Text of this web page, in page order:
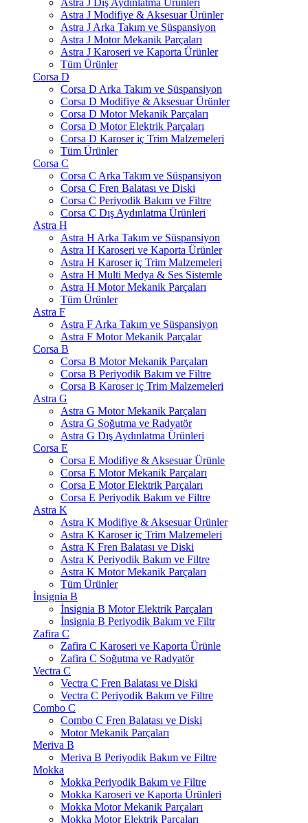
Astra J Dış Aydınlatma Ürünleri
Astra J Modifiye & Aksesuar Ürünler
Astra J Arka Takım ve Süspansiyon
Astra J Motor Mekanik Parçaları
Astra J Karoseri ve Kaporta Ürünler
Tüm Ürünler
Corsa D
Corsa D Arka Takım ve Süspansiyon
Corsa D Modifiye & Aksesuar Ürünler
Corsa D Motor Mekanik Parçaları
Corsa D Motor Elektrik Parçaları
Corsa D Karoser iç Trim Malzemeleri
Tüm Ürünler
Corsa C
Corsa C Arka Takım ve Süspansiyon
Corsa C Fren Balatası ve Diski
Corsa C Periyodik Bakım ve Filtre
Corsa C Dış Aydınlatma Ürünleri
Astra H
Astra H Arka Takım ve Süspansiyon
Astra H Karoseri ve Kaporta Ürünler
Astra H Karoser iç Trim Malzemeleri
Astra H Multi Medya & Ses Sistemle
Astra H Motor Mekanik Parçaları
Tüm Ürünler
Astra F
Astra F Arka Takım ve Süspansiyon
Astra F Motor Mekanik Parçalar
Corsa B
Corsa B Motor Mekanik Parçaları
Corsa B Periyodik Bakım ve Filtre
Corsa B Karoser iç Trim Malzemeleri
Astra G
Astra G Motor Mekanik Parçaları
Astra G Soğutma ve Radyatör
Astra G Dış Aydınlatma Ürünleri
Corsa E
Corsa E Modifiye & Aksesuar Ürünle
Corsa E Motor Mekanik Parçaları
Corsa E Motor Elektrik Parçaları
Corsa E Periyodik Bakım ve Filtre
Astra K
Astra K Modifiye & Aksesuar Ürünler
Astra K Karoser iç Trim Malzemeleri
Astra K Fren Balatası ve Diski
Astra K Periyodik Bakım ve Filtre
Astra K Motor Mekanik Parçaları
Tüm Ürünler
İnsignia B
İnsignia B Motor Elektrik Parçaları
İnsignia B Periyodik Bakım ve Filtr
Zafira C
Zafira C Karoseri ve Kaporta Ürünle
Zafira C Soğutma ve Radyatör
Vectra C
Vectra C Fren Balatası ve Diski
Vectra C Periyodik Bakım ve Filtre
Combo C
Combo C Fren Balatası ve Diski
Motor Mekanik Parçaları
Meriva B
Meriva B Periyodik Bakım ve Filtre
Mokka
Mokka Periyodik Bakım ve Filtre
Mokka Karoseri ve Kaporta Ürünleri
Mokka Motor Mekanik Parçaları
Mokka Motor Elektrik Parçaları